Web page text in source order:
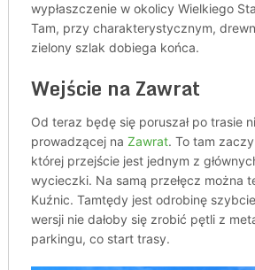
wypłaszczenie w okolicy Wielkiego
Tam, przy charakterystycznym,
zielony szlak dobiega końca.
Wejście na Zawrat
Od teraz będę się poruszał po trasie
prowadzącej na Zawrat. To tam
której przejście jest jednym z
wycieczki. Na samą przełęcz można
Kuźnic. Tamtędy jest odrobinę
wersji nie dałoby się zrobić pętli z
parkingu, co start trasy.